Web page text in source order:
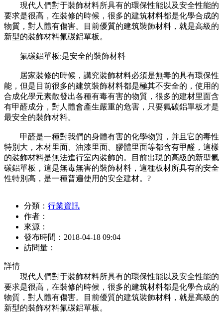
現代人們對于裝飾材料所具有的環保性能以及安全性能的
要求是很高，在裝修的時候，很多的建筑材料都是化學合成的
物質，對人體有傷害。目前優質的建筑裝飾材料，就是高級的
新型的裝飾材料氟碳鋁單板。
氟碳鋁單板:是安全的裝飾材料
居家裝修的時候，講究裝飾材料必須是無毒的具有環保性
能，但是目前很多的建筑裝飾材料都是極其不安全的，使用的
合成化學元素散發出各種有毒有害的物質，很多的建材里面含
有甲醛成分，對人體會產生嚴重的危害，只要氟碳鋁單板才是
最安全的裝飾材料。
甲醛是一種對我們的身體有害的化學物質，并且它的毒性
特別大，木材里面、油漆里面、膠體里面等都含有甲醛，這樣
的裝飾材料是無法進行室內裝飾的。目前出現的高級的新型氟
碳鋁單板，這是無毒無害的裝飾材料，這種板材所具有的安全
性特別高，是一種普遍使用的安全建材。?
分類： 行業資訊
作者：
來源：
發布時間： 2018-04-18 09:04
訪問量：
詳情
現代人們對于裝飾材料所具有的環保性能以及安全性能的
要求是很高，在裝修的時候，很多的建筑材料都是化學合成的
物質，對人體有傷害。目前優質的建筑裝飾材料，就是高級的
新型的裝飾材料氟碳鋁單板。